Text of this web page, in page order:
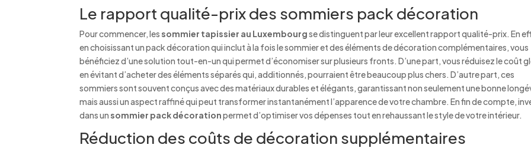
Le rapport qualité-prix des sommiers pack décoration
Pour commencer, les sommier tapissier au Luxembourgse distinguent par leur excellent rapport qualité-prix. En
en choisissant un pack décoration qui inclut à la fois le sommier et des éléments de décoration complémentaires, vous
bénéficiez d’une solution tout-en-un qui permet d’économiser sur plusieurs fronts. D’une part, vous réduisez le coût
en évitant d’acheter des éléments séparés qui, additionnés, pourraient être beaucoup plus chers. D’autre part, ces
sommiers sont souvent conçus avec des matériaux durables et élégants, garantissant non seulement une bonne
mais aussi un aspect raffiné qui peut transformer instantanément l’apparence de votre chambre. En fin de compte,
dans un sommier pack décorationpermet d’optimiser vos dépenses tout en rehaussant le style de votre intérieur.
Réduction des coûts de décoration supplémentaires